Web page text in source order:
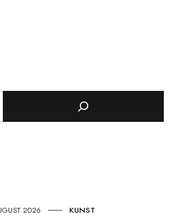
2026 KUNST